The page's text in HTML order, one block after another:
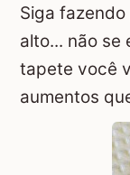
Siga
alto... não se
tapete você
aumentos